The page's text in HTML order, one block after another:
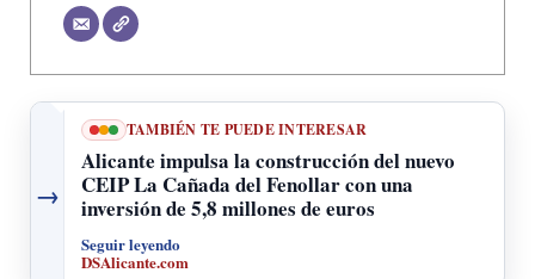
→
TAMBIÉN TE PUEDE INTERESAR
Alicante impulsa la construcción del nuevo
CEIP La Cañada del Fenollar con una
inversión de 5,8 millones de euros
Seguir leyendo
DSAlicante.com